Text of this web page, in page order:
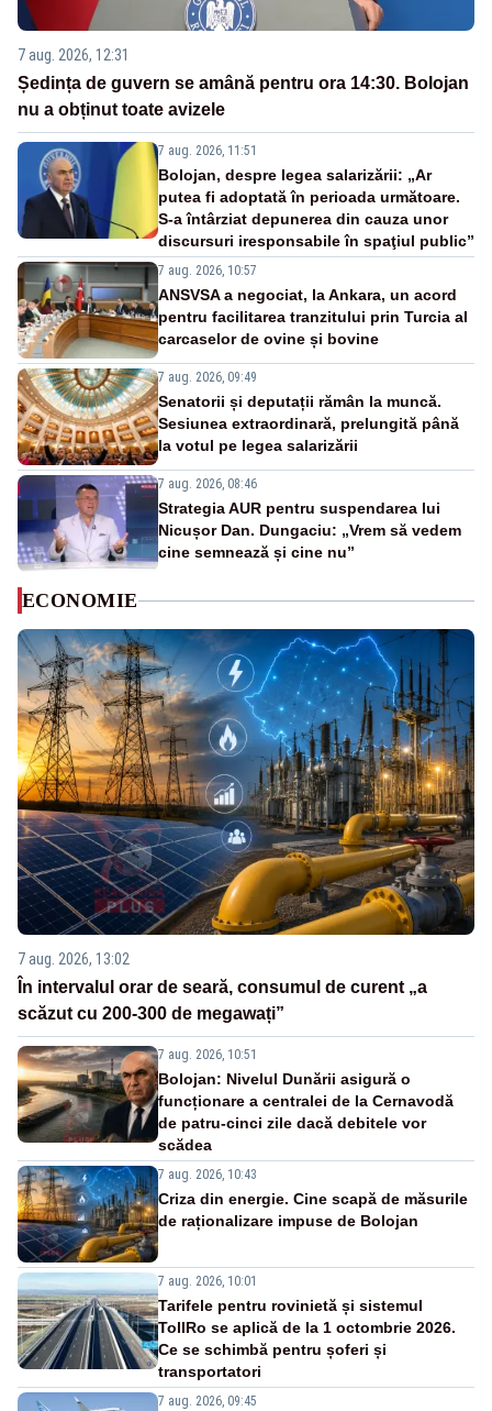
7 aug. 2026, 12:31
Ședința de guvern se amână pentru ora 14:30. Bolojan
nu a obținut toate avizele
7 aug. 2026, 11:51
Bolojan, despre legea salarizării: „Ar
putea fi adoptată în perioada următoare.
S-a întârziat depunerea din cauza unor
discursuri iresponsabile în spaţiul public”
7 aug. 2026, 10:57
ANSVSA a negociat, la Ankara, un acord
pentru facilitarea tranzitului prin Turcia al
carcaselor de ovine și bovine
7 aug. 2026, 09:49
Senatorii și deputații rămân la muncă.
Sesiunea extraordinară, prelungită până
la votul pe legea salarizării
7 aug. 2026, 08:46
Strategia AUR pentru suspendarea lui
Nicușor Dan. Dungaciu: „Vrem să vedem
cine semnează și cine nu”
ECONOMIE
7 aug. 2026, 13:02
În intervalul orar de seară, consumul de curent „a
scăzut cu 200-300 de megawați”
7 aug. 2026, 10:51
Bolojan: Nivelul Dunării asigură o
funcționare a centralei de la Cernavodă
de patru-cinci zile dacă debitele vor
scădea
7 aug. 2026, 10:43
Criza din energie. Cine scapă de măsurile
de raționalizare impuse de Bolojan
7 aug. 2026, 10:01
Tarifele pentru rovinietă și sistemul
TollRo se aplică de la 1 octombrie 2026.
Ce se schimbă pentru șoferi și
transportatori
7 aug. 2026, 09:45